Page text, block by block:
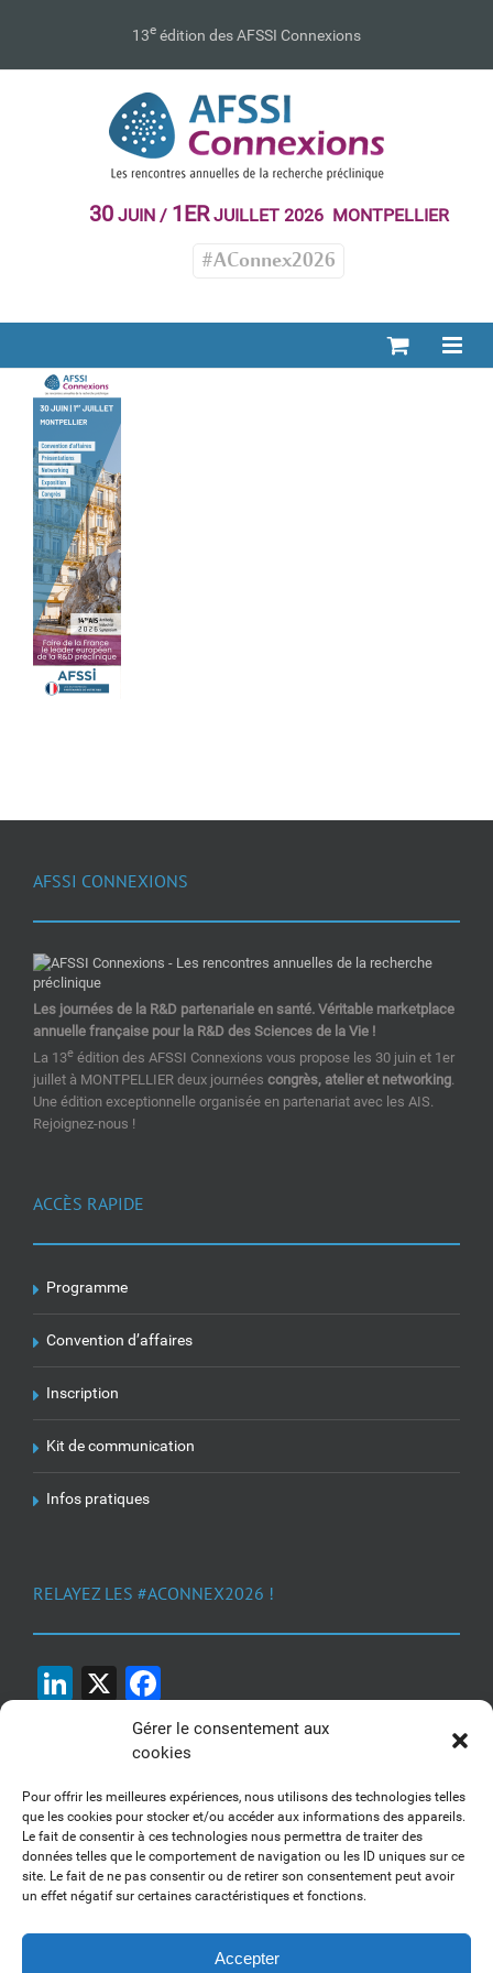
Gérer le consentement aux
cookies
Pour offrir les meilleures expériences, nous utilisons des technologies telles
que les cookies pour stocker et/ou accéder aux informations des appareils.
Le fait de consentir à ces technologies nous permettra de traiter des
données telles que le comportement de navigation ou les ID uniques sur ce
site. Le fait de ne pas consentir ou de retirer son consentement peut avoir
un effet négatif sur certaines caractéristiques et fonctions.
Accepter
13e édition des AFSSI Connexions
30JUIN / 1ERJUILLET 2026 MONTPELLIER
#AConnex2026
AFSSI CONNEXIONS
Les journées de la R&D partenariale en santé. Véritable marketplace
annuelle française pour la R&D des Sciences de la Vie !
La 13e édition des AFSSI Connexions vous propose les 30 juin et 1er
juillet à MONTPELLIER deux journées congrès, atelier et networking.
Une édition exceptionnelle organisée en partenariat avec les AIS.
Rejoignez-nous !
ACCÈS RAPIDE
Programme
Convention d’affaires
Inscription
Kit de communication
Infos pratiques
RELAYEZ LES #ACONNEX2026 !
LinkedIn
X
1, 2, 3... Buzzez !
Découvrez nos kits communication